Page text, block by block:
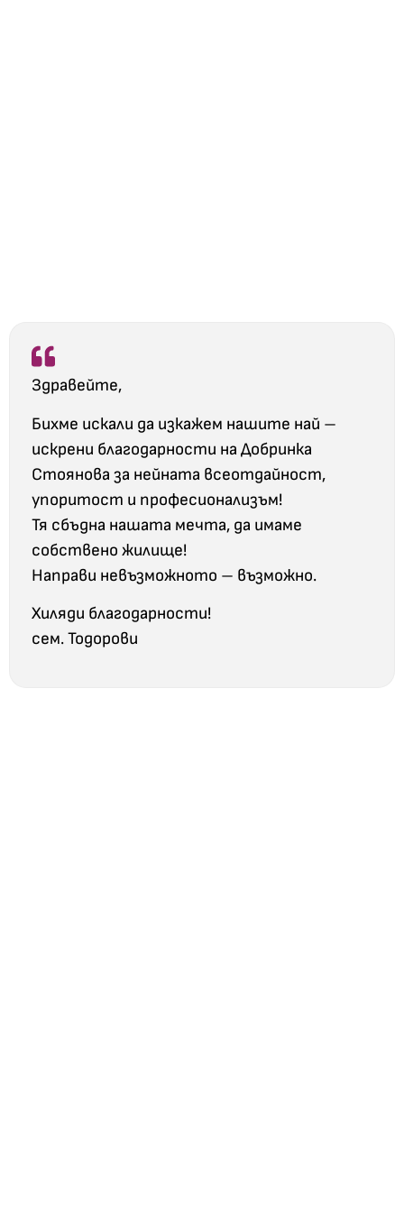
Здравейте,
Бихме искали да изкажем нашите най –
искрени благодарности на Добринка
Стоянова за нейната всеотдайност,
упоритост и професионализъм!
Тя сбъдна нашата мечта, да имаме
собствено жилище!
Направи невъзможното – възможно.
Хиляди благодарности!
сем. Тодорови